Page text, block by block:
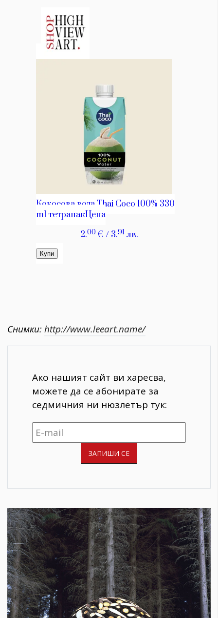
Снимки: http://www.leeart.name/
Ако нашият сайт ви харесва,
можете да се абонирате за
седмичния ни нюзлетър тук: